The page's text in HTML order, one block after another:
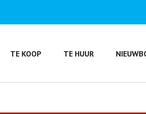
TE KOOP TE HUUR